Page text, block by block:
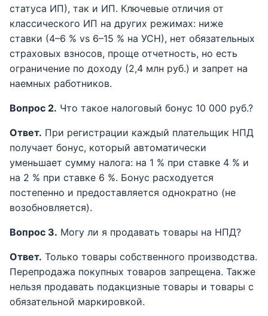
статуса ИП), так и ИП. Ключевые отличия от
классического ИП на других режимах: ниже
ставки (4–6 % vs 6–15 % на УСН), нет обязательных
страховых взносов, проще отчетность, но есть
ограничение по доходу (2,4 млн руб.) и запрет на
наемных работников.
Вопрос 2. Что такое налоговый бонус 10 000 руб.?
Ответ. При регистрации каждый плательщик НПД
получает бонус, который автоматически
уменьшает сумму налога: на 1 % при ставке 4 % и
на 2 % при ставке 6 %. Бонус расходуется
постепенно и предоставляется однократно (не
возобновляется).
Вопрос 3. Могу ли я продавать товары на НПД?
Ответ. Только товары собственного производства.
Перепродажа покупных товаров запрещена. Также
нельзя продавать подакцизные товары и товары с
обязательной маркировкой.